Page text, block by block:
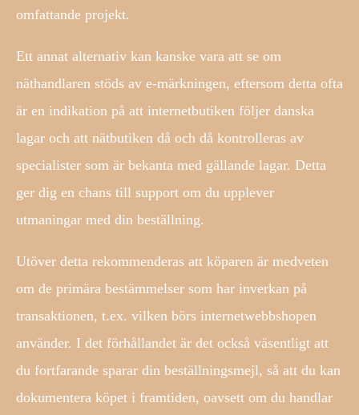
omfattande projekt.
Ett annat alternativ kan kanske vara att se om
näthandlaren stöds av e-märkningen, eftersom detta ofta
är en indikation på att internetbutiken följer danska
lagar och att nätbutiken då och då kontrolleras av
specialister som är bekanta med gällande lagar. Detta
ger dig en chans till support om du upplever
utmaningar med din beställning.
Utöver detta rekommenderas att köparen är medveten
om de primära bestämmelser som har inverkan på
transaktionen, t.ex. vilken börs internetwebbshopen
använder. I det förhållandet är det också väsentligt att
du fortfarande sparar din beställningsmejl, så att du kan
dokumentera köpet i framtiden, oavsett om du handlar